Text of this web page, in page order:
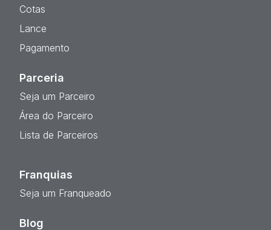
Cotas
Lance
Pagamento
Parceria
Seja um Parceiro
Área do Parceiro
Lista de Parceiros
Franquias
Seja um Franqueado
Blog